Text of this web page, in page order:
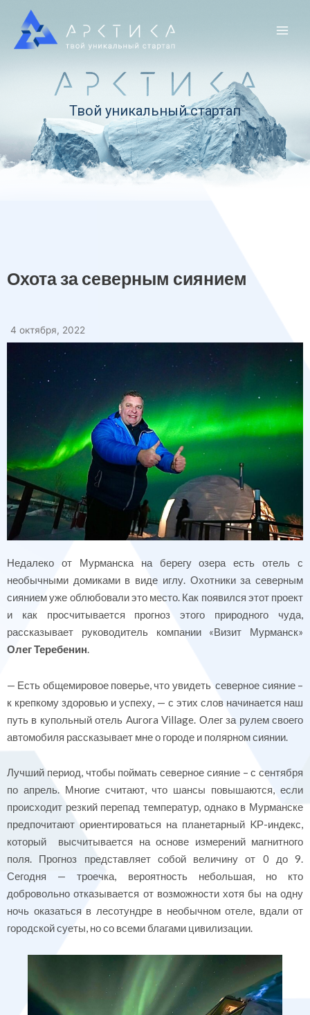
Твой уникальный стартап
Охота за северным сиянием
4 октября, 2022
Недалеко от Мурманска на берегу озера есть отель с
необычными домиками в виде иглу. Охотники за северным
сиянием уже облюбовали это место. Как появился этот проект
и как просчитывается прогноз этого природного чуда,
рассказывает руководитель компании «Визит Мурманск»
Олег Теребенин.
— Есть общемировое поверье, что увидеть северное сияние –
к крепкому здоровью и успеху, — с этих слов начинается наш
путь в купольный отель Aurora Village. Олег за рулем своего
автомобиля рассказывает мне о городе и полярном сиянии.
Лучший период, чтобы поймать северное сияние – с сентября
по апрель. Многие считают, что шансы повышаются, если
происходит резкий перепад температур, однако в Мурманске
предпочитают ориентироваться на планетарный KР-индекс,
который высчитывается на основе измерений магнитного
поля. Прогноз представляет собой величину от 0 до 9.
Сегодня — троечка, вероятность небольшая, но кто
добровольно отказывается от возможности хотя бы на одну
ночь оказаться в лесотундре в необычном отеле, вдали от
городской суеты, но со всеми благами цивилизации.